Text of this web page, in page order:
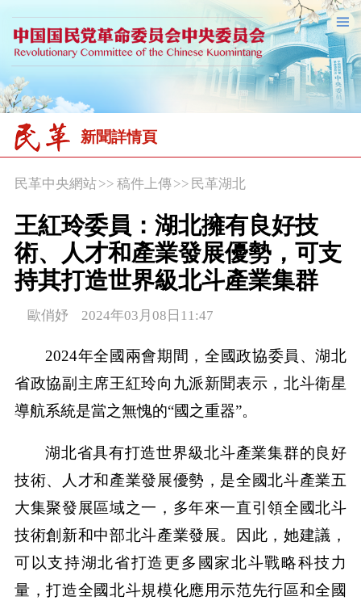
新聞詳情頁
民革中央網站>> 稿件上傳>> 民革湖北
王紅玲委員：湖北擁有良好技
術、人才和產業發展優勢，可支
持其打造世界級北斗產業集群
歐俏妤 2024年03月08日11:47
2024年全國兩會期間，全國政協委員、湖北
省政協副主席王紅玲向九派新聞表示，北斗衛星
導航系統是當之無愧的“國之重器”。
湖北省具有打造世界級北斗產業集群的良好
技術、人才和產業發展優勢，是全國北斗產業五
大集聚發展區域之一，多年來一直引領全國北斗
技術創新和中部北斗產業發展。因此，她建議，
可以支持湖北省打造更多國家北斗戰略科技力
量，打造全國北斗規模化應用示范先行區和全國